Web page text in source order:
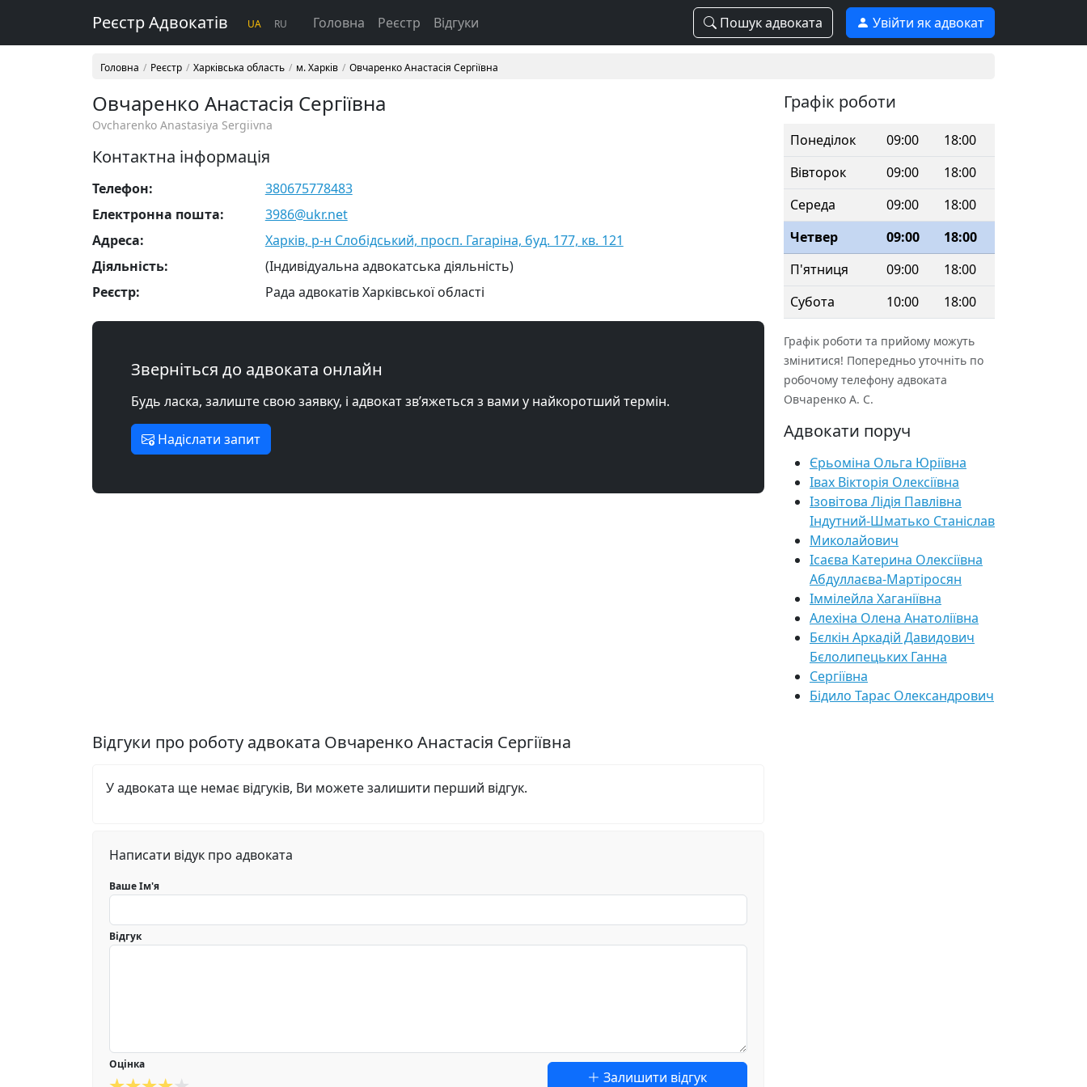
Реєстр Адвокатів UA RU Головна Реєстр Відгуки Пошук адвоката Увійти як адвокат
Головна Реєстр Харківська область м. Харків Овчаренко Анастасія Сергіївна
Овчаренко Анастасія Сергіївна
Ovcharenko Anastasiya Sergiivna
Контактна інформація
Телефон:
380675778483
Електронна пошта:
3986@ukr.net
Адреса:
Харків, р-н Слобідський, просп. Гагаріна, буд. 177, кв. 121
Діяльність:
(Індивідуальна адвокатська діяльність)
Реєстр:
Рада адвокатів Харківської області
Зверніться до адвоката онлайн
Будь ласка, залиште свою заявку, і адвокат зв’яжеться з вами у найкоротший термін.
Надіслати запит
Відгуки про роботу адвоката Овчаренко Анастасія Сергіївна
У адвоката ще немає відгуків, Ви можете залишити перший відгук.
Написати відук про адвоката
Ваше Ім'я
Відгук
Оцінка
Залишити відгук
Графік роботи
Понеділок 09:00
18:00
Вівторок
09:00
18:00
Середа
09:00
18:00
Четвер
09:00
18:00
П'ятниця
09:00
18:00
Субота
10:00 18:00
Графік роботи та прийому можуть
змінитися! Попередньо уточніть по
робочому телефону адвоката
Овчаренко А. С.
Адвокати поруч
Єрьоміна Ольга Юріївна
Івах Вікторія Олексіївна
Ізовітова Лідія Павлівна
Індутний-Шматько Станіслав
Миколайович
Ісаєва Катерина Олексіївна
Абдуллаєва-Мартіросян
Іммілейла Хаганіївна
Алехіна Олена Анатоліївна
Бєлкін Аркадій Давидович
Бєлолипецьких Ганна
Сергіївна
Бідило Тарас Олександрович